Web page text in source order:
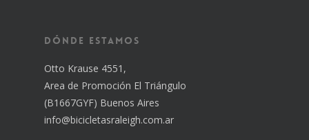
Dónde estamos
Otto Krause 4551,
Area de Promoción El Triángulo
(B1667GYF) Buenos Aires
info@bicicletasraleigh.com.ar